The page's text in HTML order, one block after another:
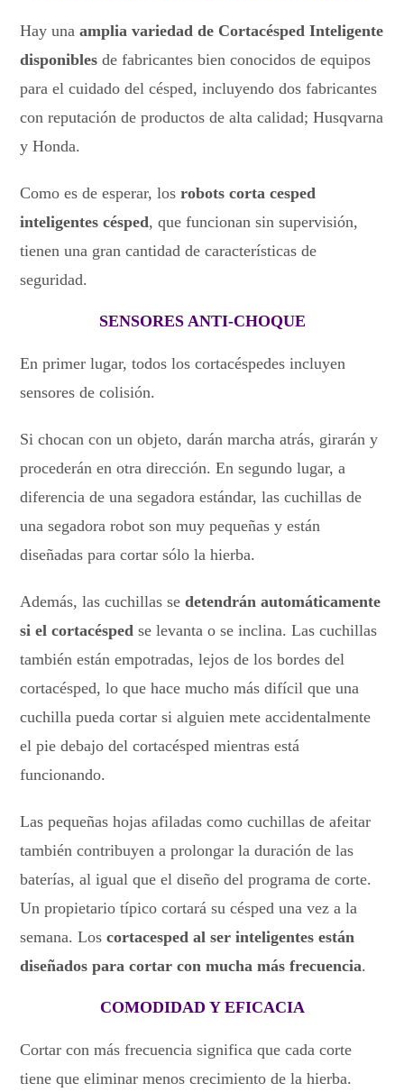
Hay unaamplia variedad de Cortacésped Inteligente
disponibles de fabricantes bien conocidos de equipos
para el cuidado del césped, incluyendo dos fabricantes
con reputación de productos de alta calidad; Husqvarna
y Honda.
Como es de esperar, losrobots corta cesped
inteligentes césped, que funcionan sin supervisión,
tienen una gran cantidad de características de
seguridad.
SENSORES ANTI-CHOQUE
En primer lugar, todos los cortacéspedes incluyen
sensores de colisión.
Si chocan con un objeto, darán marcha atrás, girarán y
procederán en otra dirección. En segundo lugar, a
diferencia de una segadora estándar, las cuchillas de
una segadora robot son muy pequeñas y están
diseñadas para cortar sólo la hierba.
Además, las cuchillas sedetendrán automáticamente
si el cortacésped se levanta o se inclina. Las cuchillas
también están empotradas, lejos de los bordes del
cortacésped, lo que hace mucho más difícil que una
cuchilla pueda cortar si alguien mete accidentalmente
el pie debajo del cortacésped mientras está
funcionando.
Las pequeñas hojas afiladas como cuchillas de afeitar
también contribuyen a prolongar la duración de las
baterías, al igual que el diseño del programa de corte.
Un propietario típico cortará su césped una vez a la
semana. Loscortacesped al ser inteligentes están
diseñados para cortar con mucha más frecuencia.
COMODIDAD Y EFICACIA
Cortar con más frecuencia significa que cada corte
tiene que eliminar menos crecimiento de la hierba.